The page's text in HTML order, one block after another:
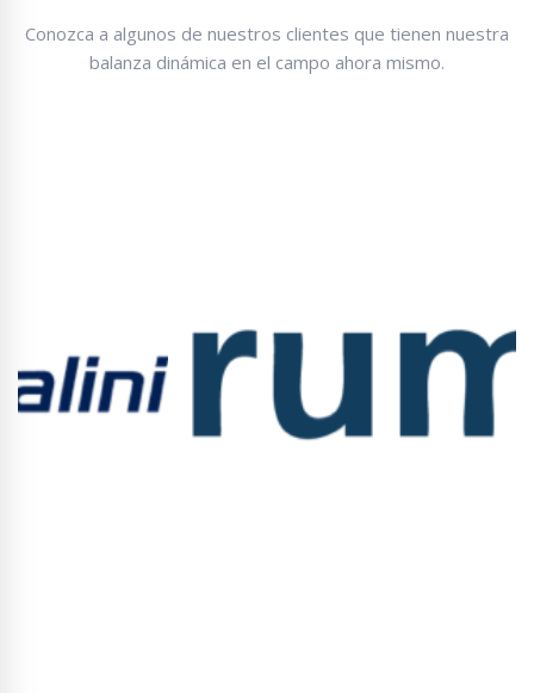
Conozca a algunos de nuestros clientes que tienen nuestra
balanza dinámica en el campo ahora mismo.